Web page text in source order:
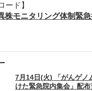
ード】
株モニタリング体制緊急
7月14日(火) 「がんゲノ
けた緊急院内集会」配